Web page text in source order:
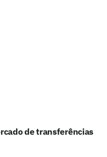
de transferências